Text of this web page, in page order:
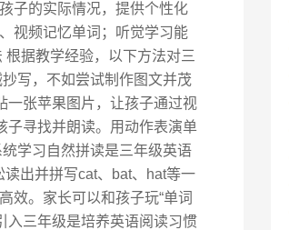
子的实际情况，提供个性化
视频记忆单词；听觉学习能
据教学经验，以下方法对三
写，不如尝试制作图文并茂
一张苹果图片，让孩子通过视
子寻找并朗读。用动作表演单
学习自然拼读是三年级英语
读出并拼写cat、bat、hat等一
效。家长可以和孩子玩“单词
入三年级是培养英语阅读习惯